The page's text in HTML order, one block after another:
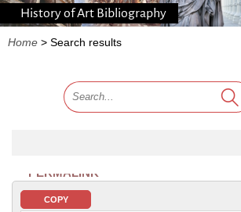
History of Art Bibliography
Home > Search results
PERMALINK
COPY